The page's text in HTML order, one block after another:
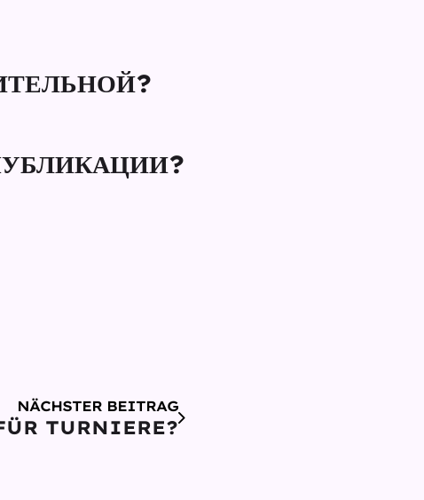
NÄCHSTER BEITRAG
TURNIERE?